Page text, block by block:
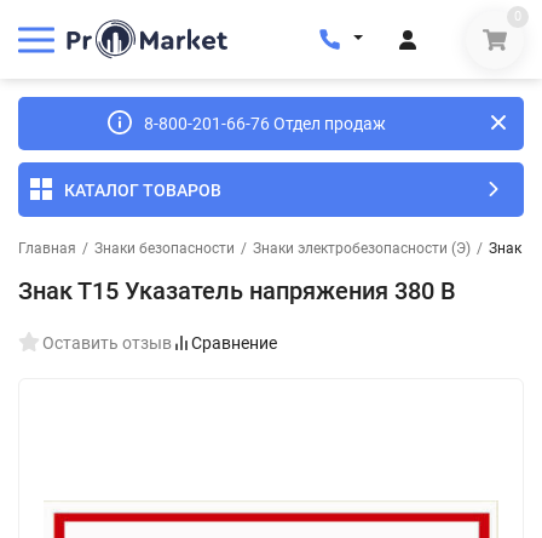
0
8-800-201-66-76 Отдел продаж
КАТАЛОГ ТОВАРОВ
Главная / Знаки безопасности / Знаки электробезопасности (Э) / Знак
Знак Т15 Указатель напряжения 380 В
Оставить отзыв Сравнение